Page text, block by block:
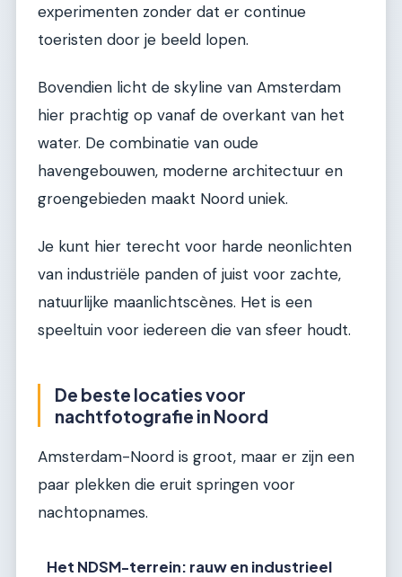
experimenten zonder dat er continue
toeristen door je beeld lopen.
Bovendien licht de skyline van Amsterdam
hier prachtig op vanaf de overkant van het
water. De combinatie van oude
havengebouwen, moderne architectuur en
groengebieden maakt Noord uniek.
Je kunt hier terecht voor harde neonlichten
van industriële panden of juist voor zachte,
natuurlijke maanlichtscènes. Het is een
speeltuin voor iedereen die van sfeer houdt.
De beste locaties voor
nachtfotografie in Noord
Amsterdam-Noord is groot, maar er zijn een
paar plekken die eruit springen voor
nachtopnames.
Het NDSM-terrein: rauw en industrieel